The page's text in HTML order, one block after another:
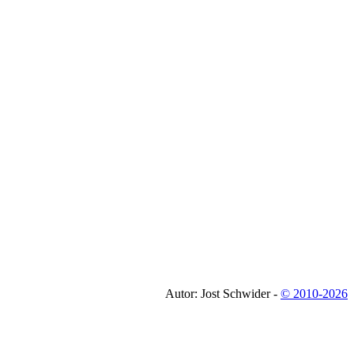
Autor: Jost Schwider - © 2010-2026